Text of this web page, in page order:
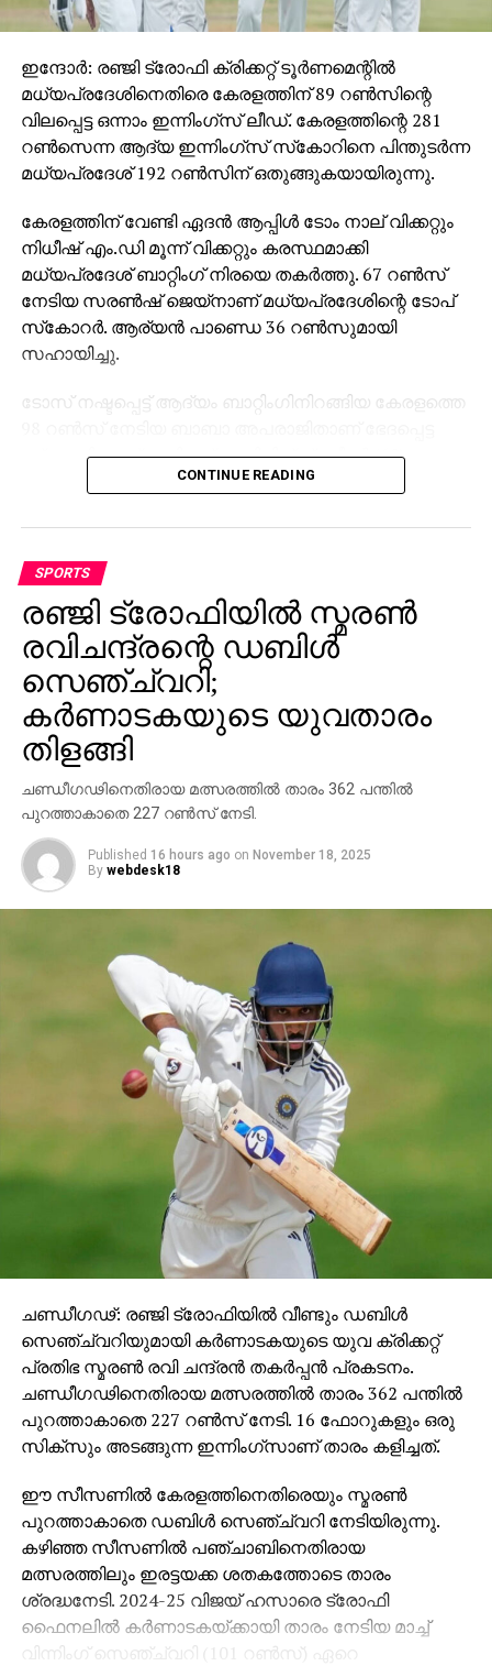
ഇന്ദോര്‍: രഞ്ജി ട്രോഫി ക്രിക്കറ്റ് ടൂര്‍ണമെന്റില്‍
മധ്യപ്രദേശിനെതിരെ കേരളത്തിന് 89 റണ്‍സിന്റെ
വിലപ്പെട്ട ഒന്നാം ഇന്നിംഗ്‌സ് ലീഡ്. കേരളത്തിന്റെ 281
റണ്‍സെന്ന ആദ്യ ഇന്നിംഗ്‌സ് സ്‌കോറിനെ പിന്തുടര്‍ന്ന
മധ്യപ്രദേശ് 192 റണ്‍സിന് ഒതുങ്ങുകയായിരുന്നു.
കേരളത്തിന് വേണ്ടി ഏദന്‍ ആപ്പിള്‍ ടോം നാല് വിക്കറ്റും
നിധീഷ് എം.ഡി മൂന്ന് വിക്കറ്റും കരസ്ഥമാക്കി
മധ്യപ്രദേശ് ബാറ്റിംഗ് നിരയെ തകര്‍ത്തു. 67 റണ്‍സ്
നേടിയ സരണ്‍ഷ് ജെയ്‌നാണ് മധ്യപ്രദേശിന്റെ ടോപ്
സ്‌കോറര്‍. ആര്യന്‍ പാണ്ഡെ 36 റണ്‍സുമായി
സഹായിച്ചു.
ടോസ് നഷ്ടപ്പെട്ട് ആദ്യം ബാറ്റിംഗിനിറങ്ങിയ കേരളത്തെ
സ്‌കോറിലേക്ക് നയിച്ചത്. അഭിജിത് പ്രവീണ്‍ (60),
അഭിഷേക് നായര്‍ (47) എന്നിവരും നിര്‍ണായക
മധ്യപ്രദേശിനായി മുഹമ്മദ് അര്‍ഷദ് ഖാന്‍ നാല്
വിക്കറ്റും സരണ്‍ഷ് ജെയ്ന്‍ മൂന്ന് വിക്കറ്റും വീഴ്ത്തി.
CONTINUE READING
SPORTS
രഞ്ജി ട്രോഫിയില്‍ സ്മരണ്‍
രവിചന്ദ്രന്റെ ഡബിള്‍
സെഞ്ച്വറി;
കര്‍ണാടകയുടെ യുവതാരം
തിളങ്ങി
ചണ്ഡീഗഢിനെതിരായ മത്സരത്തില്‍ താരം 362 പന്തില്‍
പുറത്താകാതെ 227 റണ്‍സ് നേടി.
Published 16 hours ago on November 18, 2025
By webdesk18
ചണ്ഡീഗഢ്: രഞ്ജി ട്രോഫിയില്‍ വീണ്ടും ഡബിള്‍
സെഞ്ച്വറിയുമായി കര്‍ണാടകയുടെ യുവ ക്രിക്കറ്റ്
പ്രതിഭ സ്മരണ്‍ രവി ചന്ദ്രന്‍ തകര്‍പ്പന്‍ പ്രകടനം.
ചണ്ഡീഗഢിനെതിരായ മത്സരത്തില്‍ താരം 362 പന്തില്‍
പുറത്താകാതെ 227 റണ്‍സ് നേടി. 16 ഫോറുകളും ഒരു
സിക്സും അടങ്ങുന്ന ഇന്നിംഗ്‌സാണ് താരം കളിച്ചത്.
ഈ സീസണില്‍ കേരളത്തിനെതിരെയും സ്മരണ്‍
പുറത്താകാതെ ഡബിള്‍ സെഞ്ച്വറി നേടിയിരുന്നു.
കഴിഞ്ഞ സീസണില്‍ പഞ്ചാബിനെതിരായ
മത്സരത്തിലും ഇരട്ടയക്ക ശതകത്തോടെ താരം
ശ്രദ്ധനേടി. 2024-25 വിജയ് ഹസാരെ ട്രോഫി
ഫൈനലില്‍ കര്‍ണാടകയ്ക്കായി താരം നേടിയ മാച്ച്
വിന്നിംഗ് സെഞ്ച്വറി (101 റണ്‍സ്) ഏറെ